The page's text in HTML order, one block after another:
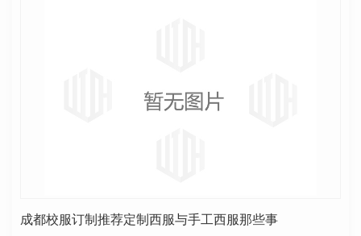
成都校服订制推荐定制西服与手工西服那些事